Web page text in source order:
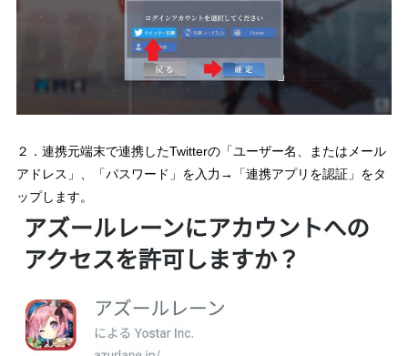
２．連携元端末で連携したTwitterの「ユーザー名、またはメール
アドレス」、「パスワード」を入力→「連携アプリを認証」をタ
ップします。